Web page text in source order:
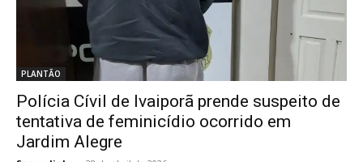
PLANTÃO
Polícia Cívil de Ivaiporã prende suspeito de
tentativa de feminicídio ocorrido em
Jardim Alegre